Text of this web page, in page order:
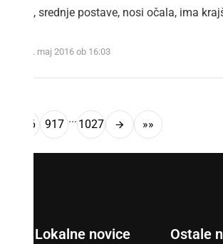
160 cm, srednje postave, nosi očala, ima
petek, 20. maj 2016 ob 16:03
916 917 ... 1027 »»
Lokalne novice Ostale